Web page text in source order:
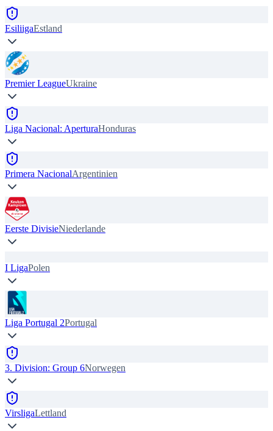
EsiliigaEstland
Premier LeagueUkraine
Liga Nacional: AperturaHonduras
Primera NacionalArgentinien
Eerste DivisieNiederlande
I LigaPolen
Liga Portugal 2Portugal
3. Division: Group 6Norwegen
VirsligaLettland